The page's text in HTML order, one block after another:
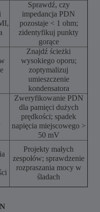
Sprawdź, czy
impedancja PDN
pozostaje < 1 ohm;
zidentyfikuj punkty
gorące
Znajdź ścieżki
wysokiego oporu;
zoptymalizuj
umieszczenie
kondensatora
Zweryfikowanie PDN
dla pamięci dużych
prędkości; spadek
napięcia miejscowego >
50 mV
Projekty małych
zespołów; sprawdzenie
rozpraszania mocy w
śladach